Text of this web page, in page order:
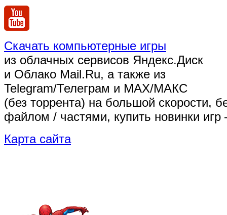
Скачать компьютерные игры
из облачных сервисов Яндекс.Диск
и Облако Mail.Ru, а также из
Telegram/Телеграм и MAX/МАКС
(без торрента) на большой скорости,
файлом / частями, купить новинки
Карта сайта